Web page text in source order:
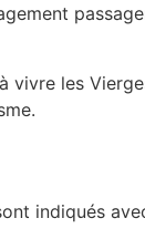
vivre les
indiqués